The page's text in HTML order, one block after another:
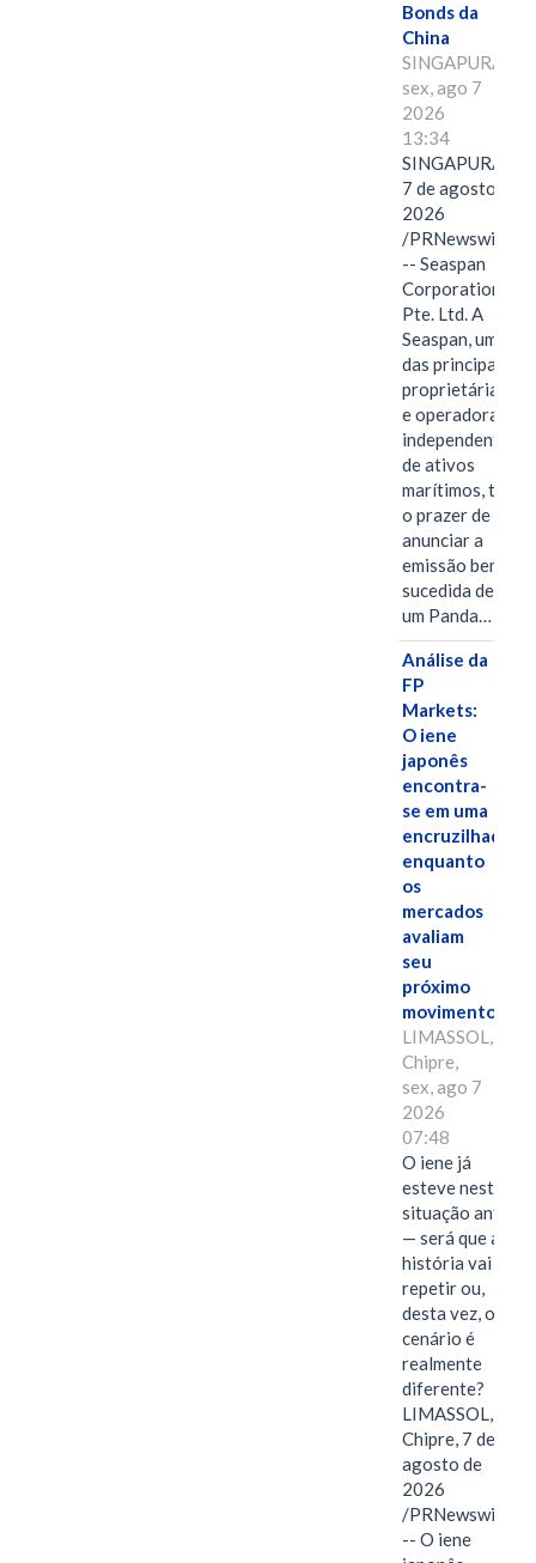
Bonds da
China
SINGAPURA,
sex, ago 7
2026
13:34
SINGAPURA,
7 de agosto de
2026
/PRNewswire/
-- Seaspan
Corporation
Pte. Ltd. A
Seaspan, uma
das principais
proprietárias
e operadoras
independentes
de ativos
marítimos, tem
o prazer de
anunciar a
emissão bem-
sucedida de
um Panda…
Análise da
FP
Markets:
O iene
japonês
encontra-
se em uma
encruzilhada
enquanto
os
mercados
avaliam
seu
próximo
movimento.
LIMASSOL,
Chipre,
sex, ago 7
2026
07:48
O iene já
esteve nesta
situação antes
— será que a
história vai se
repetir ou,
desta vez, o
cenário é
realmente
diferente?
LIMASSOL,
Chipre, 7 de
agosto de
2026
/PRNewswire/
-- O iene